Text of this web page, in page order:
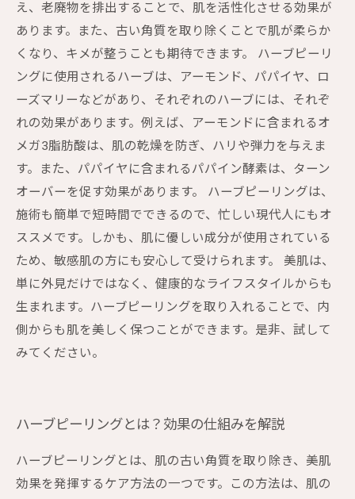
え、老廃物を排出することで、肌を活性化させる効果が
あります。また、古い角質を取り除くことで肌が柔らか
くなり、キメが整うことも期待できます。 ハーブピーリ
ングに使用されるハーブは、アーモンド、パパイヤ、ロ
ーズマリーなどがあり、それぞれのハーブには、それぞ
れの効果があります。例えば、アーモンドに含まれるオ
メガ3脂肪酸は、肌の乾燥を防ぎ、ハリや弾力を与えま
す。また、パパイヤに含まれるパパイン酵素は、ターン
オーバーを促す効果があります。 ハーブピーリングは、
施術も簡単で短時間でできるので、忙しい現代人にもオ
ススメです。しかも、肌に優しい成分が使用されている
ため、敏感肌の方にも安心して受けられます。 美肌は、
単に外見だけではなく、健康的なライフスタイルからも
生まれます。ハーブピーリングを取り入れることで、内
側からも肌を美しく保つことができます。是非、試して
みてください。
ハーブピーリングとは？効果の仕組みを解説
ハーブピーリングとは、肌の古い角質を取り除き、美肌
効果を発揮するケア方法の一つです。この方法は、肌の